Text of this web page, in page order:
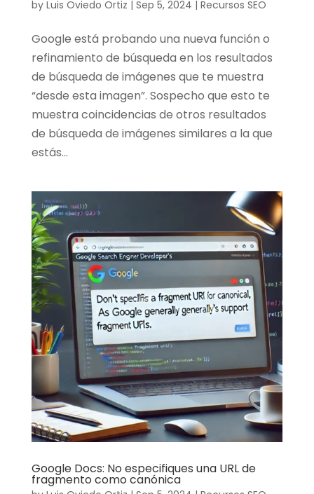
by Luis Oviedo Ortiz | Sep 5, 2024 | Recursos SEO
Google está probando una nueva función o
refinamiento de búsqueda en los resultados
de búsqueda de imágenes que te muestra
“desde esta imagen”. Sospecho que esto te
muestra coincidencias de otros resultados
de búsqueda de imágenes similares a la que
estás...
Google Docs: No especifiques una URL de
fragmento como canónica